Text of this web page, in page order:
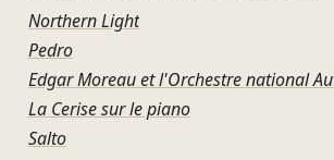
Northern Light
Pedro
La Cerise sur le piano
Salto